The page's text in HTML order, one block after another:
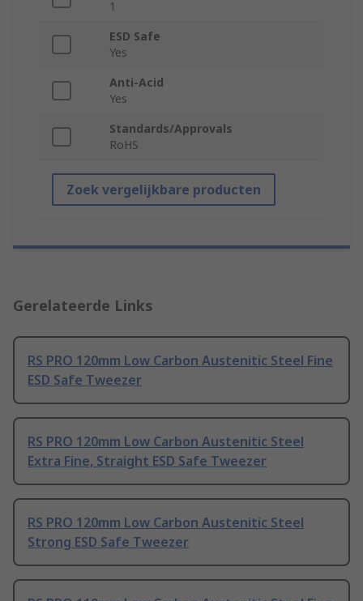
1
ESD Safe
Yes
Anti-Acid
Yes
Standards/Approvals
RoHS
Zoek vergelijkbare producten
Gerelateerde Links
RS PRO 120mm Low Carbon Austenitic Steel Fine
ESD Safe Tweezer
RS PRO 120mm Low Carbon Austenitic Steel
Extra Fine, Straight ESD Safe Tweezer
RS PRO 120mm Low Carbon Austenitic Steel
Strong ESD Safe Tweezer